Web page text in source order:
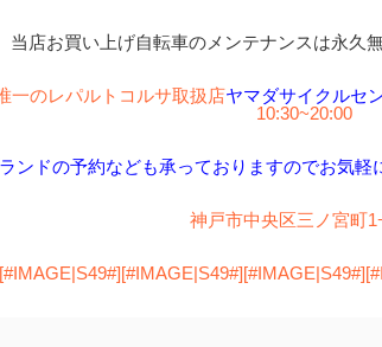
当店お買い上げ自転車のメンテナンスは永久
一のレパルトコルサ取扱店ヤマダサイクルセ
10:30~20:00
ンドの予約なども承っておりますのでお気軽
神戸市中央区三ノ宮町